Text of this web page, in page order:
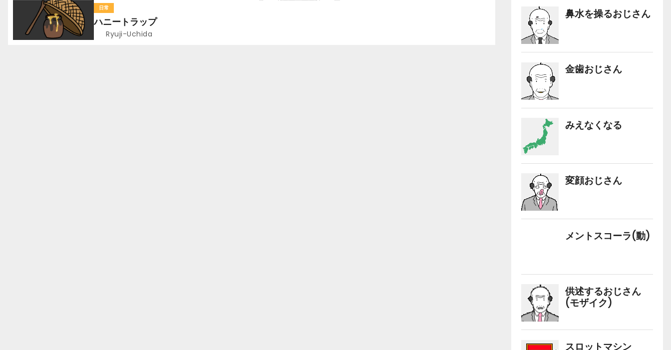
シ
日常
ハニートラップ
Ryuji-Uchida